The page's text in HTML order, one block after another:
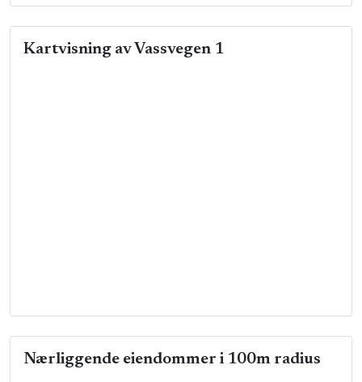
Kartvisning av Vassvegen 1
Nærliggende eiendommer i 100m radius